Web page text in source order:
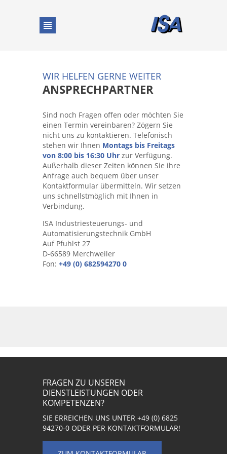
Startseite
Dienstleistungen
Kompetenzen
Branchen
Aktuelles
Unternehmen
Impressum
WIR HELFEN GERNE WEITER
ANSPRECHPARTNER
Sind noch Fragen offen oder möchten Sie
einen Termin vereinbaren? Zögern Sie
nicht uns zu kontaktieren. Telefonisch
stehen wir Ihnen Montags bis Freitags
von 8:00 bis 16:30 Uhr zur Verfügung.
Außerhalb dieser Zeiten können Sie ihre
Anfrage auch bequem über unser
Kontaktformular übermitteln. Wir setzen
uns schnellstmöglich mit Ihnen in
Verbindung.
ISA Industriesteuerungs- und
Automatisierungstechnik GmbH
Auf Pfuhlst 27
D-66589 Merchweiler
Fon: +49 (0) 682594270 0
FRAGEN ZU UNSEREN
DIENSTLEISTUNGEN ODER
KOMPETENZEN?
SIE ERREICHEN UNS UNTER +49 (0) 6825
94270-0 ODER PER KONTAKTFORMULAR!